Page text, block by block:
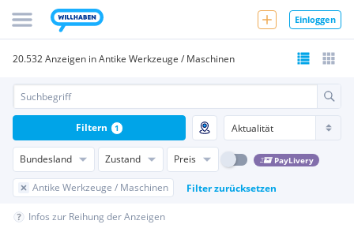
Einloggen
20.532 Anzeigen in Antike Werkzeuge / Maschinen
Bundesland Zustand Preis PayLivery
Antike Werkzeuge / Maschinen Filter zurücksetzen
Filtern 1
Infos zur Reihung der Anzeigen